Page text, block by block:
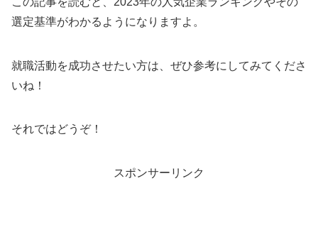
選定基準がわかるようになりますよ。
就職活動を成功させたい方は、ぜひ参考にしてみてくださ
いね！
それではどうぞ！
スポンサーリンク